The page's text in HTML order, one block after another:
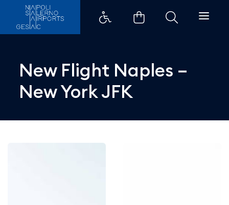
New Flight Naples &#8211;
New Flight Naples –
New York JFK